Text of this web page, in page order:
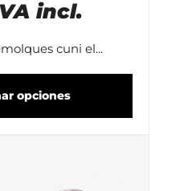
incl.
cuni el...
opciones